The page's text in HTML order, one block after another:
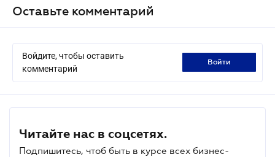
Оставьте комментарий
Войдите, чтобы оставить
комментарий
войти
Читайте нас в соцсетях.
Подпишитесь, чтоб быть в курсе всех бизнес-